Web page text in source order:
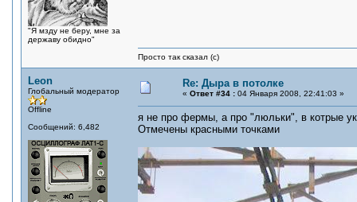
"Я мзду не беру, мне за
державу обидно"
Просто так сказал (с)
Leon
Глобальный модератор
Offline
Сообщений: 6,482
Re: Дыра в потолке
« Ответ #34 : 04 Января 2008, 22:41:03 »
я не про фермы, а про "люльки", в котрые
Отмечены красными точками